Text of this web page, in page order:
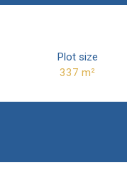
Plot size
337 m²